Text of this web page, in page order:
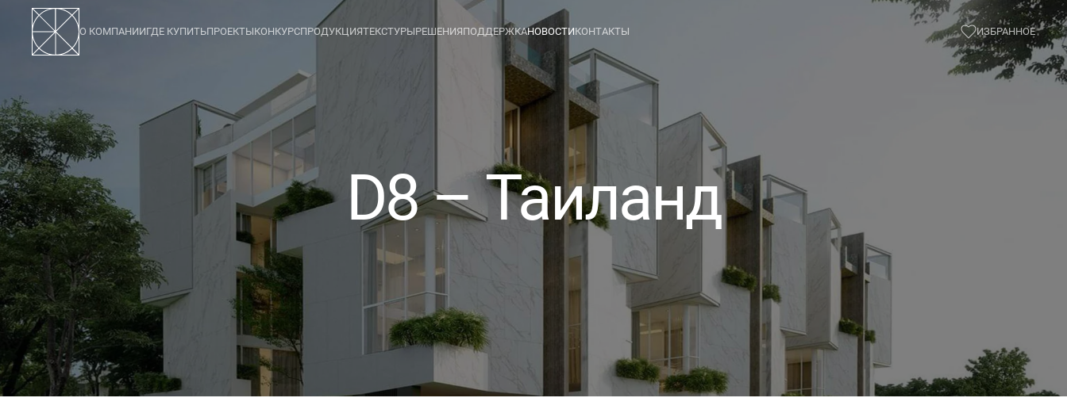
123 О КОМПАНИИГДЕ КУПИТЬПРОЕКТЫКОНКУРСПРОДУКЦИЯТЕКСТУРЫРЕШЕНИЯПОДДЕРЖКАНОВОСТИКОНТАКТЫ ИЗБРАННОЕ
D8 – Таиланд